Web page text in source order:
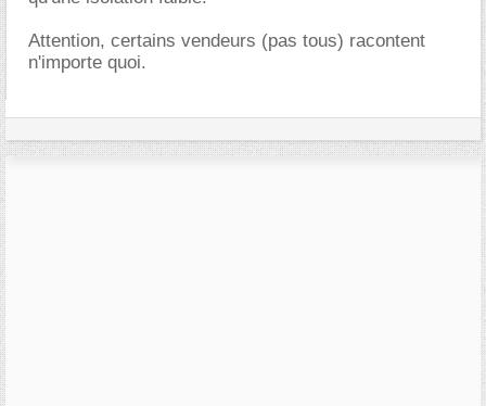
Attention, certains vendeurs (pas tous) racontent
n'importe quoi.